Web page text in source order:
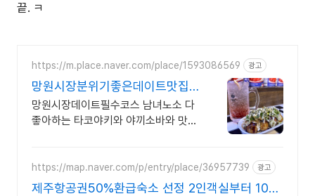
끝. ㅋ
https://m.place.naver.com/place/1593086569 광고
망원시장분위기좋은데이트맛집
망원시장 간식 추천 타코야끼
망원시장데이트필수코스 남녀노소 다
좋아하는 타코야키와 야끼소바와 맛있
https://map.naver.com/p/entry/place/36957739 광고
제주항공권50%환급숙소 선정 2인객실부터 10인